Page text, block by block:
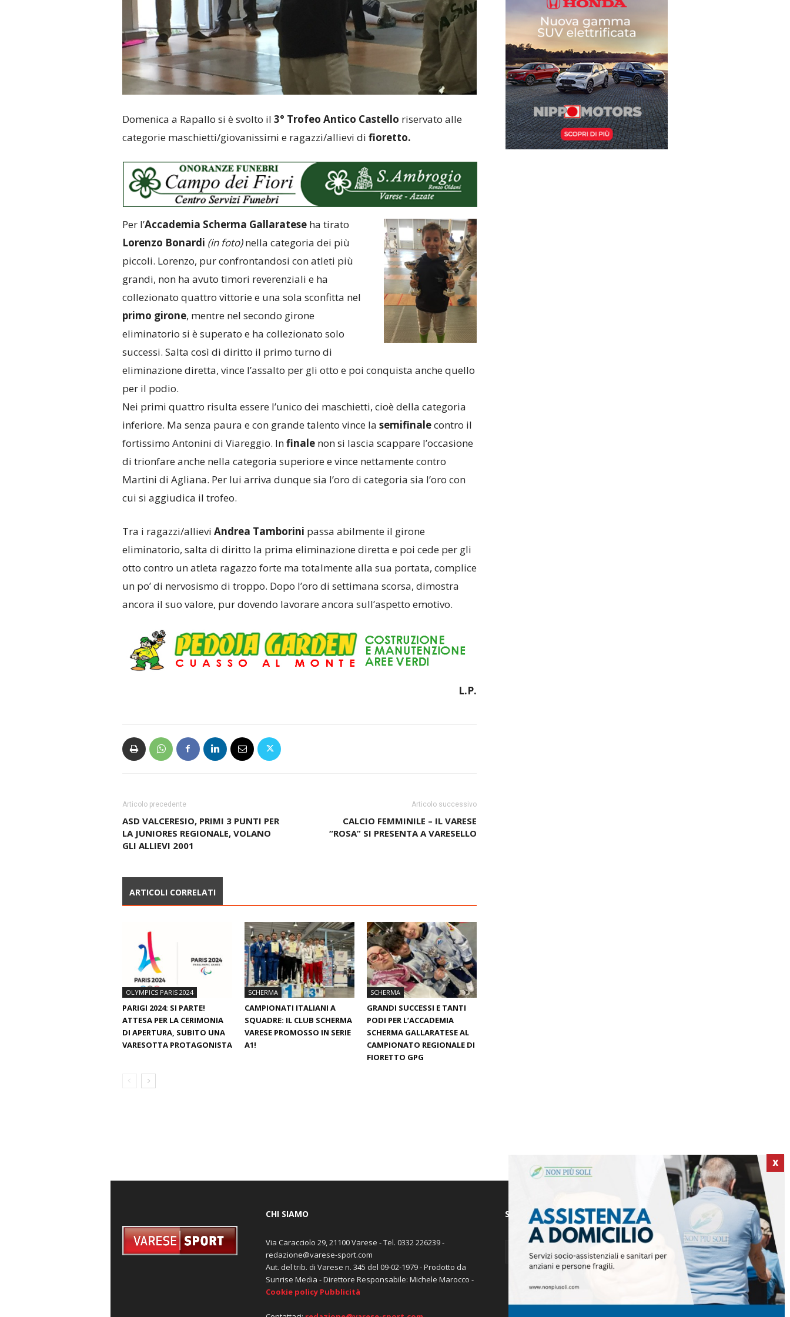
Domenica a Rapallo si è svolto il 3° Trofeo Antico Castello riservato alle
categorie maschietti/giovanissimi e ragazzi/allievi di fioretto.
Per l’Accademia Scherma Gallarateseha tirato
Lorenzo Bonardi (in foto)nella categoria dei più
piccoli. Lorenzo, pur confrontandosi con atleti più
grandi, non ha avuto timori reverenziali e ha
collezionato quattro vittorie e una sola sconfitta nel
primo girone, mentre nel secondo girone
eliminatorio si è superato e ha collezionato solo
successi. Salta così di diritto il primo turno di
eliminazione diretta, vince l’assalto per gli otto e poi conquista anche quello
per il podio.
Nei primi quattro risulta essere l’unico dei maschietti, cioè della categoria
inferiore. Ma senza paura e con grande talento vince la semifinalecontro il
fortissimo Antonini di Viareggio. Infinalenon si lascia scappare l’occasione
di trionfare anche nella categoria superiore e vince nettamente contro
Martini di Agliana. Per lui arriva dunque sia l’oro di categoria sia l’oro con
cui si aggiudica il trofeo.
Tra i ragazzi/allievi Andrea Tamborini passa abilmente il girone
eliminatorio, salta di diritto la prima eliminazione diretta e poi cede per gli
otto contro un atleta ragazzo forte ma totalmente alla sua portata, complice
un po’ di nervosismo di troppo. Dopo l’oro di settimana scorsa, dimostra
ancora il suo valore, pur dovendo lavorare ancora sull’aspetto emotivo.
L.P.
Articolo precedente
ASD VALCERESIO, PRIMI 3 PUNTI PER
LA JUNIORES REGIONALE, VOLANO
GLI ALLIEVI 2001
Articolo successivo
CALCIO FEMMINILE – IL VARESE
“ROSA” SI PRESENTA A VARESELLO
ARTICOLI CORRELATI
OLYMPICS PARIS 2024
PARIGI 2024: SI PARTE!
ATTESA PER LA CERIMONIA
DI APERTURA, SUBITO UNA
VARESOTTA PROTAGONISTA
SCHERMA
CAMPIONATI ITALIANI A
SQUADRE: IL CLUB SCHERMA
VARESE PROMOSSO IN SERIE
A1!
SCHERMA
GRANDI SUCCESSI E TANTI
PODI PER L’ACCADEMIA
SCHERMA GALLARATESE AL
CAMPIONATO REGIONALE DI
FIORETTO GPG
X
CHI SIAMO
Via Caracciolo 29, 21100 Varese - Tel. 0332 226239 -
redazione@varese-sport.com
Aut. del trib. di Varese n. 345 del 09-02-1979 - Prodotto da
Sunrise Media - Direttore Responsabile: Michele Marocco -
Cookie policy Pubblicità
SEGUICI